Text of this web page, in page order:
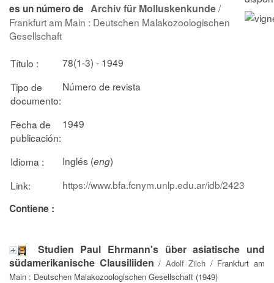
es un número de Archiv für Molluskenkunde/
Frankfurt am Main : Deutschen Malakozoologischen
Gesellschaft
Título :
78(1-3) - 1949
Tipo de
documento:
Número de revista
Fecha de
publicación:
1949
Idioma : Inglés (eng)
Link:
https://www.bfa.fcnym.unlp.edu.ar/idb/2423
Contiene :
Studien Paul Ehrmann's über asiatische und
südamerikanische Clausiliiden / Adolf Zilch / Frankfurt am
Main : Deutschen Malakozoologischen Gesellschaft (1949)